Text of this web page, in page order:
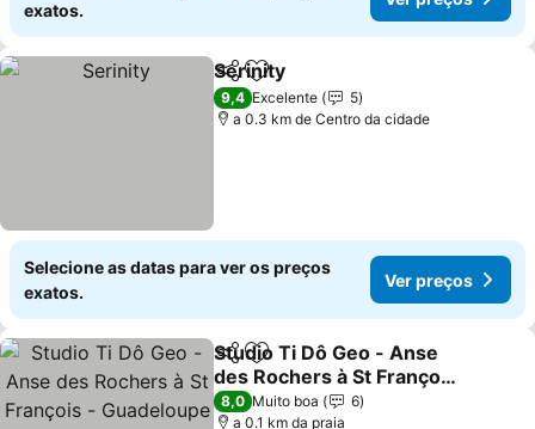
exatos.
PartilharAdicionar aos favoritos
Serinity
9,4 Excelente
5
a 0.3 km de Centro da cidade
Selecione as datas para ver os preços
exatos.
Ver preços
PartilharAdicionar aos favoritos
Studio Ti Dô Geo - Anse
des Rochers à St François
- Guadeloupe
8,0 Muito boa
6
a 0.1 km da praia